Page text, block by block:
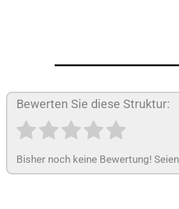
Bewerten Sie diese Struktur:
Bisher noch keine Bewertung!